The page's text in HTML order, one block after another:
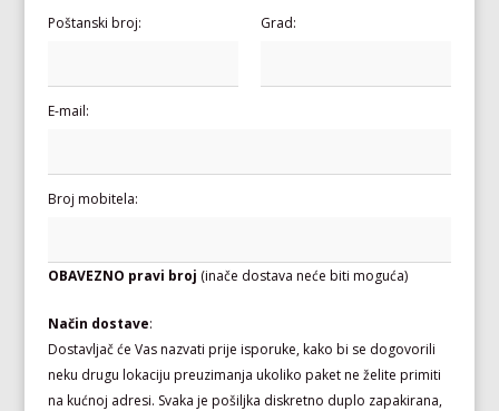
Poštanski broj: Grad:
E-mail:
Broj mobitela:
OBAVEZNO pravi broj (inače dostava neće biti moguća)
Način dostave:
Dostavljač će Vas nazvati prije isporuke, kako bi se dogovorili
neku drugu lokaciju preuzimanja ukoliko paket ne želite primiti
na kućnoj adresi. Svaka je pošiljka diskretno duplo zapakirana,